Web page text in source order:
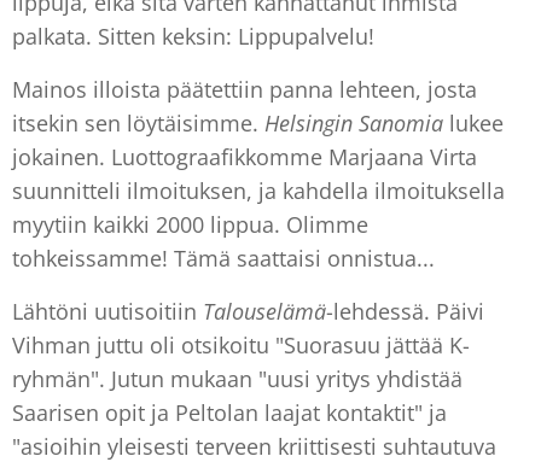
palkata. Sitten keksin: Lippupalvelu!
Mainos illoista päätettiin panna lehteen, josta
itsekin sen löytäisimme. Helsingin Sanomia lukee
jokainen. Luottograafikkomme Marjaana Virta
suunnitteli ilmoituksen, ja kahdella ilmoituksella
myytiin kaikki 2000 lippua. Olimme
tohkeissamme! Tämä saattaisi onnistua...
Lähtöni uutisoitiin Talouselämä-lehdessä. Päivi
Vihman juttu oli otsikoitu "Suorasuu jättää K-
ryhmän". Jutun mukaan "uusi yritys yhdistää
Saarisen opit ja Peltolan laajat kontaktit" ja
"asioihin yleisesti terveen kriittisesti suhtautuva